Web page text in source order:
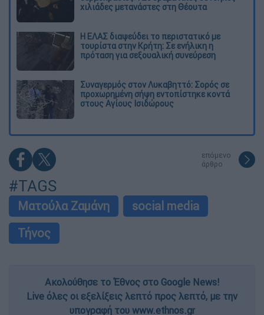
χιλιάδες μετανάστες στη Θέουτα
Η ΕΛΑΣ διαψεύδει το περιστατικό με
τουρίστα στην Κρήτη: Σε ενήλικη η
πρόταση για σεξουαλική συνεύρεση
Συναγερμός στον Λυκαβηττό: Σορός σε
προχωρημένη σήψη εντοπίστηκε κοντά
στους Αγίους Ισιδώρους
επόμενο
άρθρο
#TAGS
Ματούλα Ζαμάνη
social media
Τήνος
Ακολούθησε το Έθνος στο Google News!
Live όλες οι εξελίξεις λεπτό προς λεπτό, με την
υπογραφή του www.ethnos.gr